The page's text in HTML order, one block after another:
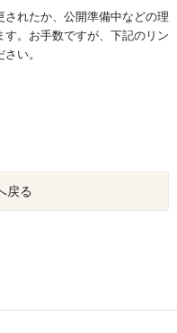
れたか、公開準備中などの理
。お手数ですが、下記のリン
い。
戻る